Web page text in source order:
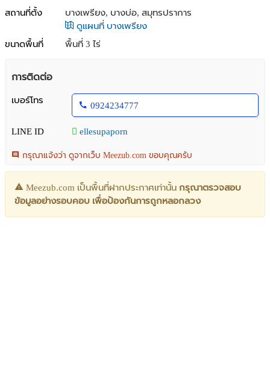
สถานที่ตั้ง
บางเพรียง, บางบ่อ, สมุทรปราการ
ดูแผนที่ บางเพรียง
ขนาดพื้นที่
พื้นที่ 3 ไร่
การติดต่อ
เบอร์โทร
0924234777
LINE ID ellesupaporn
กรุณาแจ้งว่า ดูจากเว็บ Meezub.com ขอบคุณครับ
Meezub.com เป็นพื้นที่ฝากประกาศเท่านั้น กรุณาตรวจสอบ
ข้อมูลอย่างรอบคอบ เพื่อป้องกันการถูกหลอกลวง